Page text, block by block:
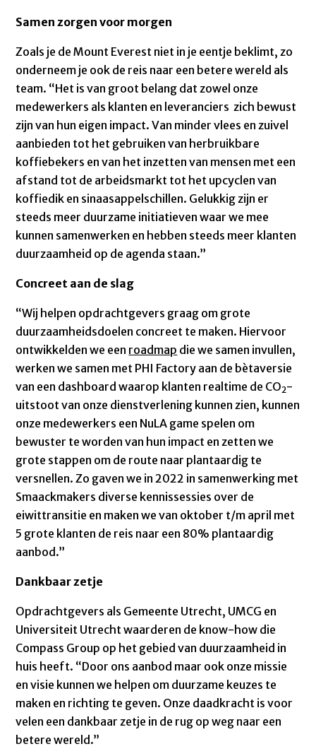
Samen zorgen voor morgen
Zoals je de Mount Everest niet in je eentje beklimt, zo
onderneem je ook de reis naar een betere wereld als
team. “Het is van groot belang dat zowel onze
medewerkers als klanten en leveranciers zich bewust
zijn van hun eigen impact. Van minder vlees en zuivel
aanbieden tot het gebruiken van herbruikbare
koffiebekers en van het inzetten van mensen met een
afstand tot de arbeidsmarkt tot het upcyclen van
koffiedik en sinaasappelschillen. Gelukkig zijn er
steeds meer duurzame initiatieven waar we mee
kunnen samenwerken en hebben steeds meer klanten
duurzaamheid op de agenda staan.”
Concreet aan de slag
“Wij helpen opdrachtgevers graag om grote
duurzaamheidsdoelen concreet te maken. Hiervoor
ontwikkelden we een roadmap die we samen invullen,
werken we samen met PHI Factory aan de bètaversie
van een dashboard waarop klanten realtime de CO2-
uitstoot van onze dienstverlening kunnen zien, kunnen
onze medewerkers een NuLA game spelen om
bewuster te worden van hun impact en zetten we
grote stappen om de route naar plantaardig te
versnellen. Zo gaven we in 2022 in samenwerking met
Smaackmakers diverse kennissessies over de
eiwittransitie en maken we van oktober t/m april met
5 grote klanten de reis naar een 80% plantaardig
aanbod.”
Dankbaar zetje
Opdrachtgevers als Gemeente Utrecht, UMCG en
Universiteit Utrecht waarderen de know-how die
Compass Group op het gebied van duurzaamheid in
huis heeft. “Door ons aanbod maar ook onze missie
en visie kunnen we helpen om duurzame keuzes te
maken en richting te geven. Onze daadkracht is voor
velen een dankbaar zetje in de rug op weg naar een
betere wereld.”